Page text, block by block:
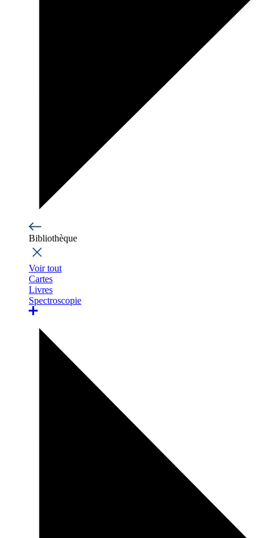
Bibliothèque
Voir tout
Cartes
Livres
Spectroscopie